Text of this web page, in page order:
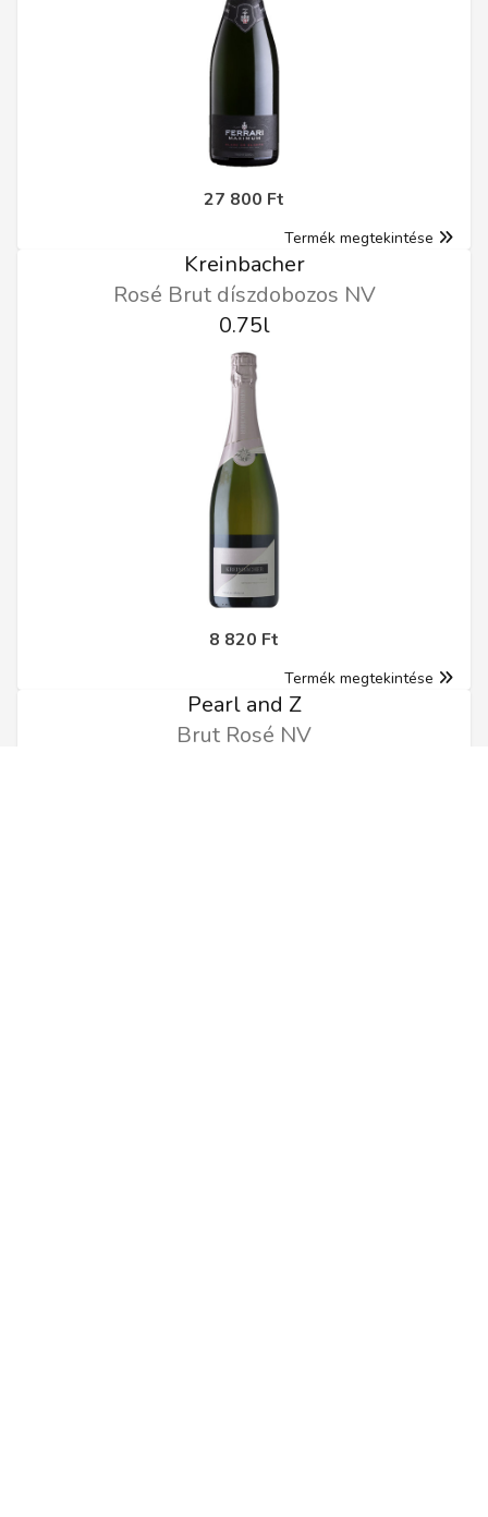
27 800 Ft
Termék megtekintése
Kreinbacher
Rosé Brut díszdobozos NV
0.75l
8 820 Ft
Termék megtekintése
Pearl and Z
Brut Rosé NV